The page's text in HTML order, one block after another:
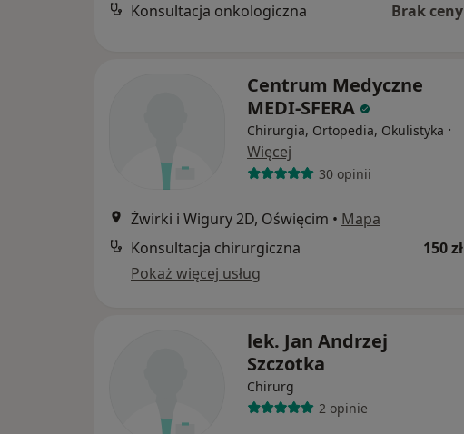
Konsultacja onkologiczna Brak ceny
Centrum Medyczne
MEDI-SFERA
Chirurgia, Ortopedia, Okulistyka ·
Więcej
30 opinii
Żwirki i Wigury 2D, Oświęcim • Mapa
Konsultacja chirurgiczna
150 zł
Pokaż więcej usług
lek. Jan Andrzej
Szczotka
Chirurg
2 opinie